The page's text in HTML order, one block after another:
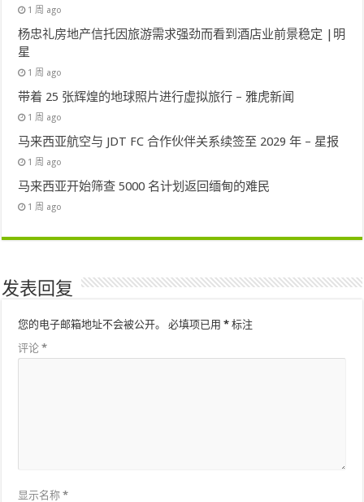
1 周 ago
杨忠礼房地产信托因旅游需求强劲而看到酒店业前景稳定 |明
星
1 周 ago
带着 25 张辉煌的地球照片进行虚拟旅行 – 雅虎新闻
1 周 ago
马来西亚航空与 JDT FC 合作伙伴关系续签至 2029 年 – 星报
1 周 ago
马来西亚开始筛查 5000 名计划返回缅甸的难民
1 周 ago
发表回复
您的电子邮箱地址不会被公开。 必填项已用* 标注
评论*
显示名称*